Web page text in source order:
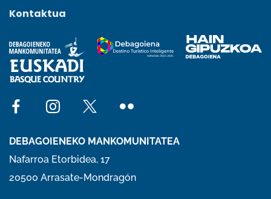
Kontaktua
Social network facebook
Social network instagram
Social network x
Social network flickr
DEBAGOIENEKO MANKOMUNITATEA
Nafarroa Etorbidea, 17
20500 Arrasate-Mondragón